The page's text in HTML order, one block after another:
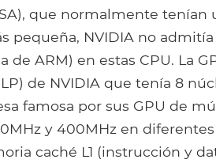
que normalmente tenían
pequeña, NVIDIA no
de ARM) en estas CPU. La
de NVIDIA que tenía 8
famosa por sus GPU de
y 400MHz en
caché L1 (instrucción y